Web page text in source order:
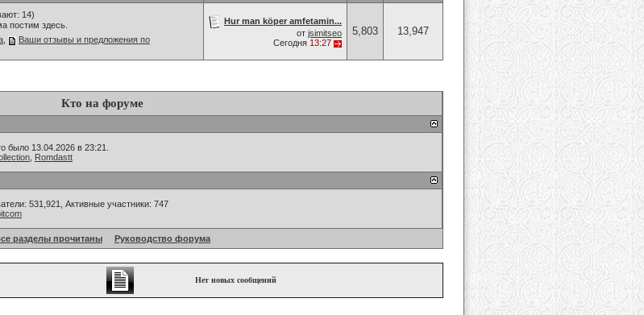
14)
постим здесь.
Ваши отзывы и предложения по
Hur man köper amfetamin...
от jsimitseo
Сегодня 13:27
5,803 13,947
Кто на форуме
было 13.04.2026 в 23:21.
Romdastt
531,921, Активные участники: 747
разделы прочитаны Руководство форума
Нет новых сообщений